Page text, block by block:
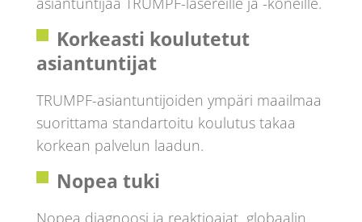
Korkeasti koulutetut
asiantuntijat
TRUMPF-asiantuntijoiden ympäri maailmaa
suorittama standartoitu koulutus takaa
korkean palvelun laadun.
Nopea tuki
Nopea diagnoosi ja reaktioajat globaalin